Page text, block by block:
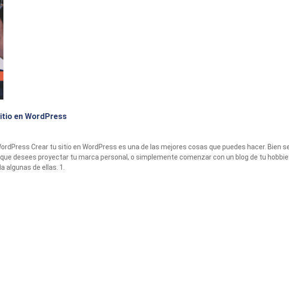
en WordPress
Crear tu sitio en WordPress es una de las mejores cosas que puedes hacer. Bien
desees proyectar tu marca personal, o simplemente comenzar con un blog de tu
de ellas. 1.